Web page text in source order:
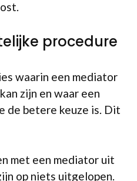
procedure
waarin een mediator
zijn en waar een
de betere keuze is. Dit
met een mediator uit
op niets uitgelopen.